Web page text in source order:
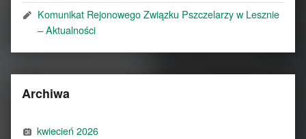
Komunikat Rejonowego Związku Pszczelarzy w Lesznie
– Aktualności
Archiwa
kwiecień 2026